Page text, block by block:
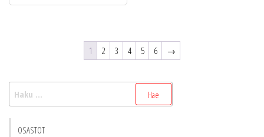
1 2 3 4 5 6 →
Haku:
OSASTOT